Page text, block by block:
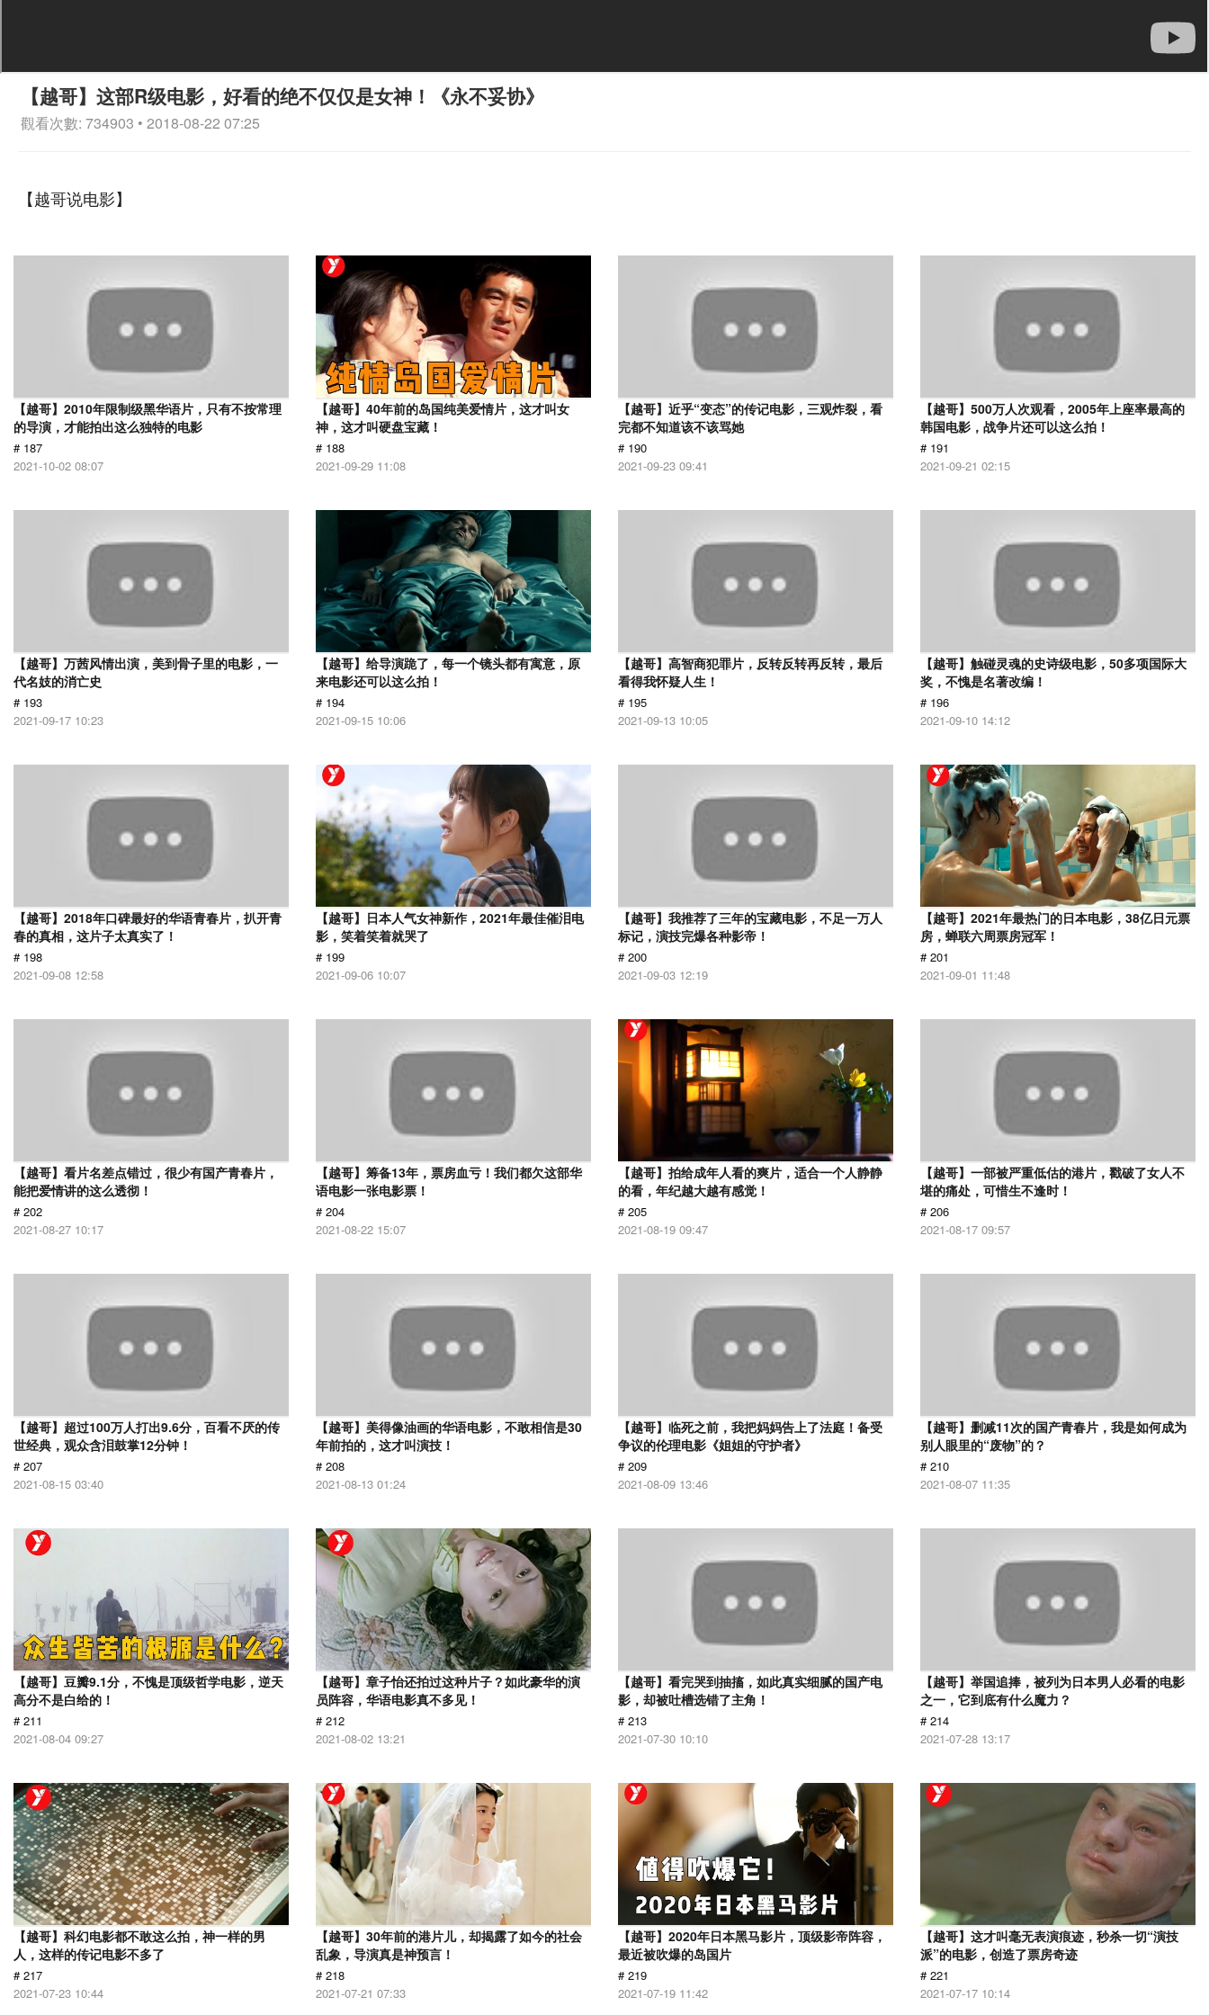
【越哥】这部R级电影，好看的绝不仅仅是女神！《永不妥协》
觀看次數: 734903 • 2018-08-22 07:25
【越哥说电影】
【越哥】2010年限制级黑华语片，只有不按常理
的导演，才能拍出这么独特的电影
# 187
2021-10-02 08:07
【越哥】40年前的岛国纯美爱情片，这才叫女
神，这才叫硬盘宝藏！
# 188
2021-09-29 11:08
【越哥】近乎“变态”的传记电影，三观炸裂，看
完都不知道该不该骂她
# 190
2021-09-23 09:41
【越哥】500万人次观看，2005年上座率最高的
韩国电影，战争片还可以这么拍！
# 191
2021-09-21 02:15
【越哥】万茜风情出演，美到骨子里的电影，一
代名妓的消亡史
# 193
2021-09-17 10:23
【越哥】给导演跪了，每一个镜头都有寓意，原
来电影还可以这么拍！
# 194
2021-09-15 10:06
【越哥】高智商犯罪片，反转反转再反转，最后
看得我怀疑人生！
# 195
2021-09-13 10:05
【越哥】触碰灵魂的史诗级电影，50多项国际大
奖，不愧是名著改编！
# 196
2021-09-10 14:12
【越哥】2018年口碑最好的华语青春片，扒开青
春的真相，这片子太真实了！
# 198
2021-09-08 12:58
【越哥】日本人气女神新作，2021年最佳催泪电
影，笑着笑着就哭了
# 199
2021-09-06 10:07
【越哥】我推荐了三年的宝藏电影，不足一万人
标记，演技完爆各种影帝！
# 200
2021-09-03 12:19
【越哥】2021年最热门的日本电影，38亿日元票
房，蝉联六周票房冠军！
# 201
2021-09-01 11:48
【越哥】看片名差点错过，很少有国产青春片，
能把爱情讲的这么透彻！
# 202
2021-08-27 10:17
【越哥】筹备13年，票房血亏！我们都欠这部华
语电影一张电影票！
# 204
2021-08-22 15:07
【越哥】拍给成年人看的爽片，适合一个人静静
的看，年纪越大越有感觉！
# 205
2021-08-19 09:47
【越哥】一部被严重低估的港片，戳破了女人不
堪的痛处，可惜生不逢时！
# 206
2021-08-17 09:57
【越哥】超过100万人打出9.6分，百看不厌的传
世经典，观众含泪鼓掌12分钟！
# 207
2021-08-15 03:40
【越哥】美得像油画的华语电影，不敢相信是30
年前拍的，这才叫演技！
# 208
2021-08-13 01:24
【越哥】临死之前，我把妈妈告上了法庭！备受
争议的伦理电影《姐姐的守护者》
# 209
2021-08-09 13:46
【越哥】删减11次的国产青春片，我是如何成为
别人眼里的“废物”的？
# 210
2021-08-07 11:35
【越哥】豆瓣9.1分，不愧是顶级哲学电影，逆天
高分不是白给的！
# 211
2021-08-04 09:27
【越哥】章子怡还拍过这种片子？如此豪华的演
员阵容，华语电影真不多见！
# 212
2021-08-02 13:21
【越哥】看完哭到抽搐，如此真实细腻的国产电
影，却被吐槽选错了主角！
# 213
2021-07-30 10:10
【越哥】举国追捧，被列为日本男人必看的电影
之一，它到底有什么魔力？
# 214
2021-07-28 13:17
【越哥】科幻电影都不敢这么拍，神一样的男
人，这样的传记电影不多了
# 217
2021-07-23 10:44
【越哥】30年前的港片儿，却揭露了如今的社会
乱象，导演真是神预言！
# 218
2021-07-21 07:33
【越哥】2020年日本黑马影片，顶级影帝阵容，
最近被吹爆的岛国片
# 219
2021-07-19 11:42
【越哥】这才叫毫无表演痕迹，秒杀一切“演技
派”的电影，创造了票房奇迹
# 221
2021-07-17 10:14